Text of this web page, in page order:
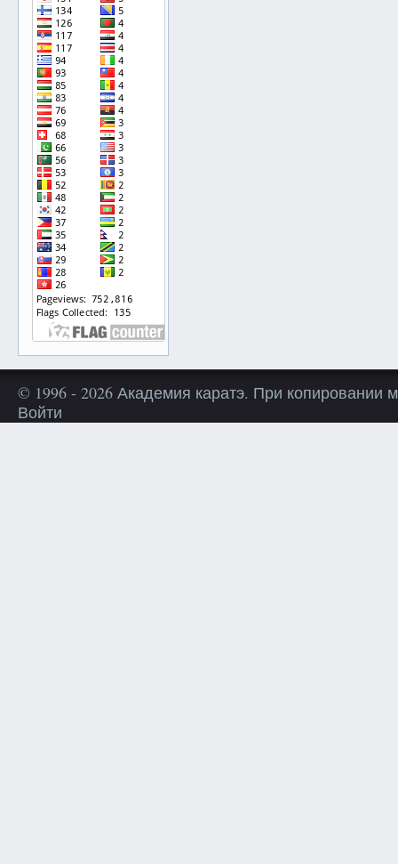
© 1996 - 2026 Академия каратэ. При
Войти